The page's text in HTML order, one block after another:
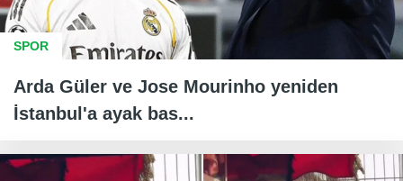
SPOR
Arda Güler ve Jose Mourinho yeniden
İstanbul'a ayak bas...